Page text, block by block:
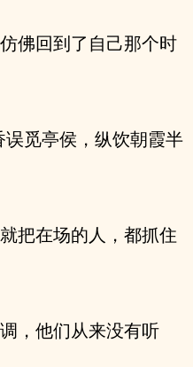
佛回到了自己那个时
觅亭侯，纵饮朝霞半
把在场的人，都抓住
，他们从来没有听